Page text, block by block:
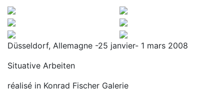
Düsseldorf, Allemagne -25 janvier- 1 mars 2008
Situative Arbeiten
réalisé in Konrad Fischer Galerie